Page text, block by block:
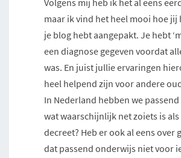
Volgens mij heb ik het al eens
maar ik vind het heel mooi hoe jij
je blog hebt aangepakt. Je hebt
een diagnose gegeven voordat
was. En juist jullie ervaringen
heel helpend zijn voor andere
In Nederland hebben we
wat waarschijnlijk net zoiets is
decreet? Heb er ook al eens over
dat passend onderwijs niet voor